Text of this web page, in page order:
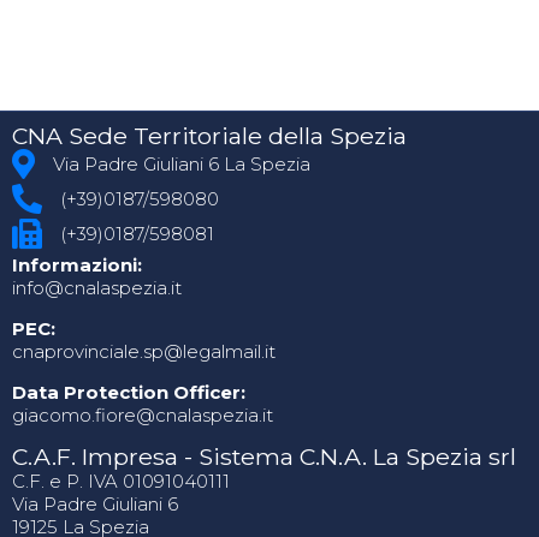
CNA Sede Territoriale della Spezia
Via Padre Giuliani 6 La Spezia
(+39)0187/598080
(+39)0187/598081
Informazioni:
info@cnalaspezia.it
PEC:
cnaprovinciale.sp@legalmail.it
Data Protection Officer:
giacomo.fiore@cnalaspezia.it
C.A.F. Impresa - Sistema C.N.A. La Spezia srl
C.F. e P. IVA 01091040111
Via Padre Giuliani 6
19125 La Spezia